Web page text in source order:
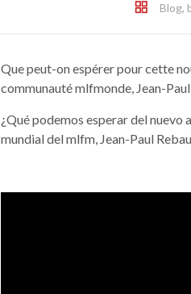
Blog,
Que peut-on espérer pour cette
communauté mlfmonde, Jean-
¿Qué podemos esperar del
mundial del mlfm, Jean-Paul